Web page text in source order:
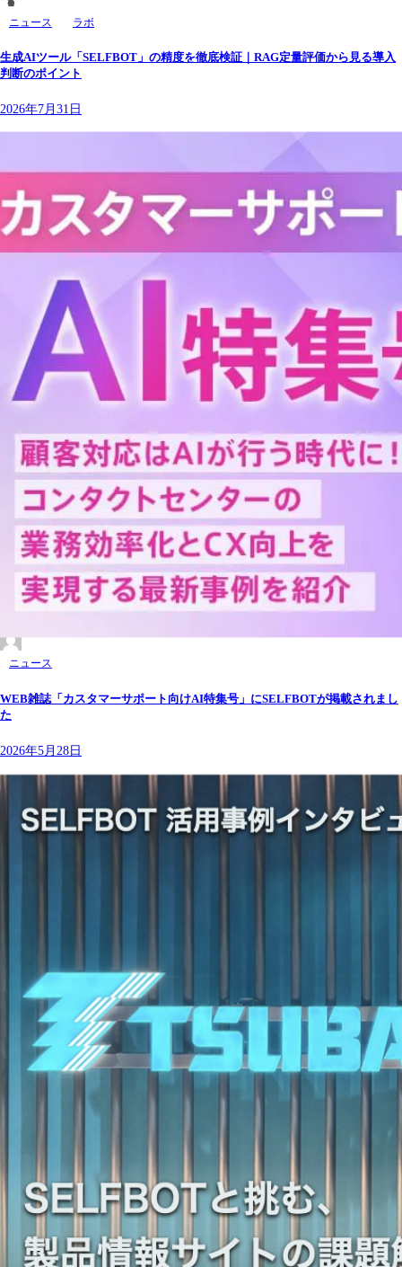
ニュース ラボ
生成AIツール「SELFBOT」の精度を徹底検証｜RAG定量評価から見る導入
判断のポイント
2026年7月31日
ニュース
WEB雑誌「カスタマーサポート向けAI特集号」にSELFBOTが掲載されまし
た
2026年5月28日